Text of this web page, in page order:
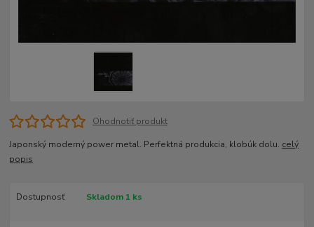
Ohodnotiť produkt
Japonský moderný power metal. Perfektná produkcia, klobúk dolu. celý
popis
Dostupnosť Skladom 1 ks